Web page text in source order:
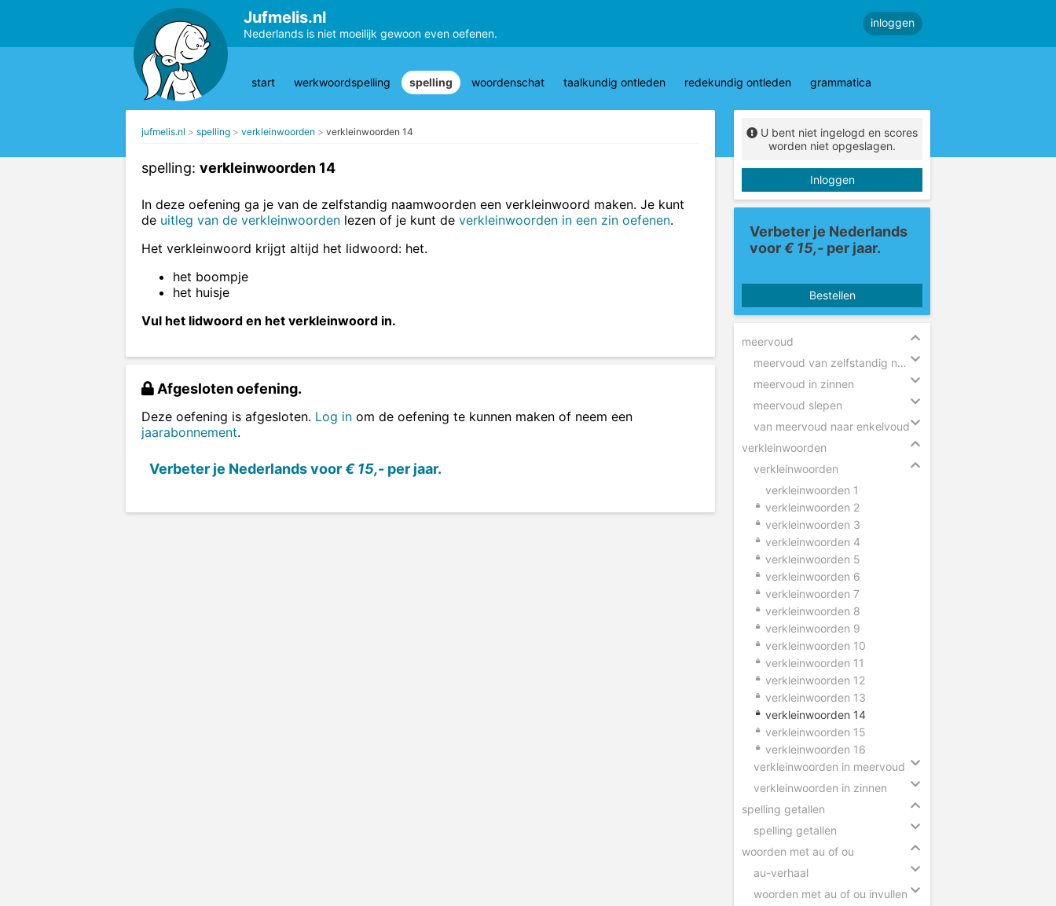
Jufmelis.nl
Nederlands is niet moeilijk gewoon even oefenen.
inloggen
start werkwoordspelling spelling woordenschat taalkundig ontleden redekundig ontleden grammatica
jufmelis.nl spelling verkleinwoorden verkleinwoorden 14
spelling: verkleinwoorden 14
In deze oefening ga je van de zelfstandig naamwoorden een verkleinwoord maken. Je kunt
de uitleg van de verkleinwoorden lezen of je kunt de verkleinwoorden in een zin oefenen.
Het verkleinwoord krijgt altijd het lidwoord: het.
het boompje
het huisje
Vul het lidwoord en het verkleinwoord in.
Afgesloten oefening.
Deze oefening is afgesloten. Log in om de oefening te kunnen maken of neem een
jaarabonnement.
Verbeter je Nederlands voor€ 15,- per jaar.
U bent niet ingelogd en scores
worden niet opgeslagen.
Inloggen
Verbeter je Nederlands
voor€ 15,- per jaar.
Bestellen
meervoud
meervoud van zelfstandig naamwoorden
meervoud in zinnen
meervoud slepen
van meervoud naar enkelvoud
verkleinwoorden
verkleinwoorden
verkleinwoorden 1
verkleinwoorden 2
verkleinwoorden 3
verkleinwoorden 4
verkleinwoorden 5
verkleinwoorden 6
verkleinwoorden 7
verkleinwoorden 8
verkleinwoorden 9
verkleinwoorden 10
verkleinwoorden 11
verkleinwoorden 12
verkleinwoorden 13
verkleinwoorden 14
verkleinwoorden 15
verkleinwoorden 16
verkleinwoorden in meervoud
verkleinwoorden in zinnen
spelling getallen
spelling getallen
woorden met au of ou
au-verhaal
woorden met au of ou invullen